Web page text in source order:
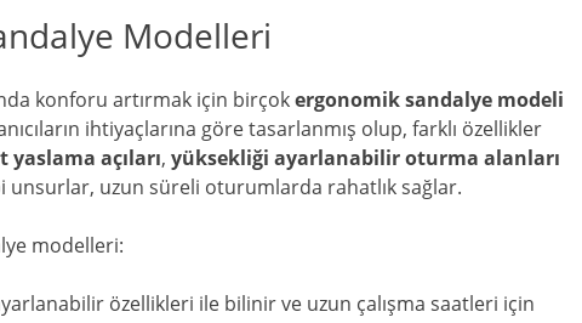
Modelleri
konforu artırmak için birçokergonomik sandalye modeli
ihtiyaçlarına göre tasarlanmış olup, farklı özellikler
açıları, yüksekliği ayarlanabilir oturma alanları
unsurlar, uzun süreli oturumlarda rahatlık sağlar.
modelleri:
özellikleri ile bilinir ve uzun çalışma saatleri için